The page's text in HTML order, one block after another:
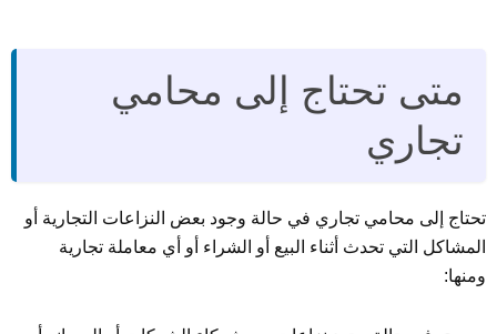
متى تحتاج إلى محامي
تجاري
تحتاج إلى محامي تجاري في حالة وجود بعض النزاعات التجارية أو
المشاكل التي تحدث أثناء البيع أو الشراء أو أي معاملة تجارية
ومنها: